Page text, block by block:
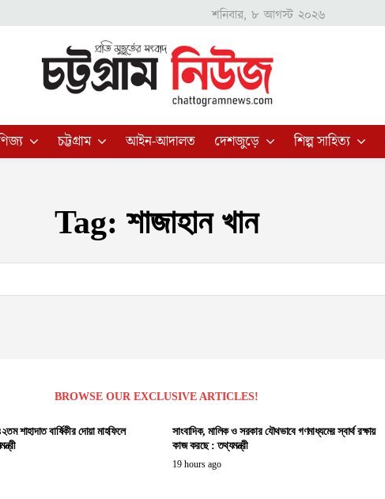
শনিবার, ৮ আগস্ট ২০২৬
চট্টগ্রাম আইন-আদালত দেশজুড়ে শিল্প সাহিত্য
Tag: শাজাহান খান
BROWSE OUR EXCLUSIVE ARTICLES!
শাহাদাত বার্ষিকীর দোয়া মাহফিলে
সাংবাদিক, মালিক ও সরকার যৌথভাবে গণমাধ্যমের স্বার্থ রক্ষায়
কাজ করছে : তথ্যমন্ত্রী
19 hours ago